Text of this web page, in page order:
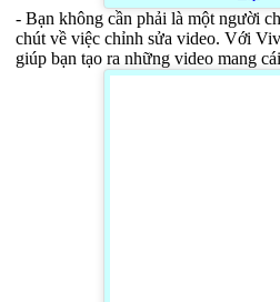
- Bạn không cần phải là một người
chút về việc chỉnh sửa video. Với
giúp bạn tạo ra những video mang